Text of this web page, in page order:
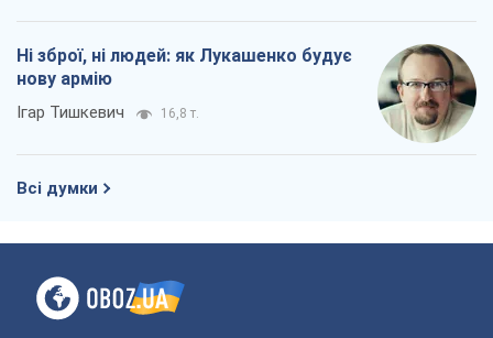
Ні зброї, ні людей: як Лукашенко будує
нову армію
Ігар Тишкевич 16,8 т.
Всі думки